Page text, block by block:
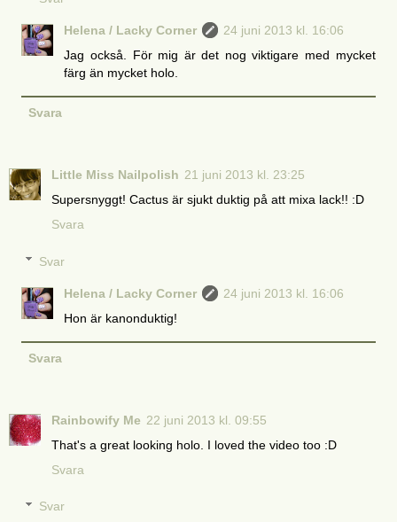
Helena / Lacky Corner
24 juni 2013 kl. 16:06
Jag också. För mig är det nog viktigare med mycket
färg än mycket holo.
Svara
Little Miss Nailpolish 21 juni 2013 kl. 23:25
Supersnyggt! Cactus är sjukt duktig på att mixa lack!! :D
Svara
Svar
Helena / Lacky Corner
24 juni 2013 kl. 16:06
Hon är kanonduktig!
Svara
Rainbowify Me 22 juni 2013 kl. 09:55
That's a great looking holo. I loved the video too :D
Svara
Svar